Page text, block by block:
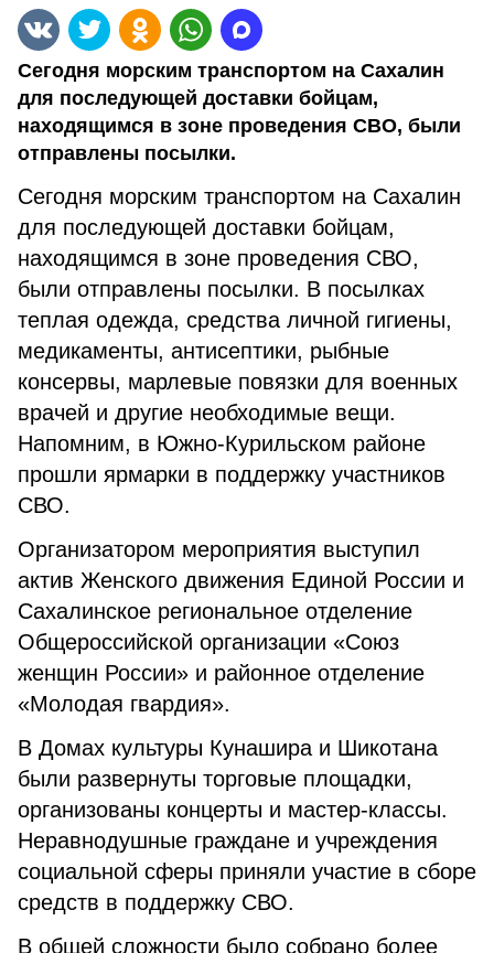
Сегодня морским транспортом на Сахалин
для последующей доставки бойцам,
находящимся в зоне проведения СВО, были
отправлены посылки.
Сегодня морским транспортом на Сахалин
для последующей доставки бойцам,
находящимся в зоне проведения СВО,
были отправлены посылки. В посылках
теплая одежда, средства личной гигиены,
медикаменты, антисептики, рыбные
консервы, марлевые повязки для военных
врачей и другие необходимые вещи.
Напомним, в Южно-Курильском районе
прошли ярмарки в поддержку участников
СВО.
Организатором мероприятия выступил
актив Женского движения Единой России и
Сахалинское региональное отделение
Общероссийской организации «Союз
женщин России» и районное отделение
«Молодая гвардия».
В Домах культуры Кунашира и Шикотана
были развернуты торговые площадки,
организованы концерты и мастер-классы.
Неравнодушные граждане и учреждения
социальной сферы приняли участие в сборе
средств в поддержку СВО.
В общей сложности было собрано более